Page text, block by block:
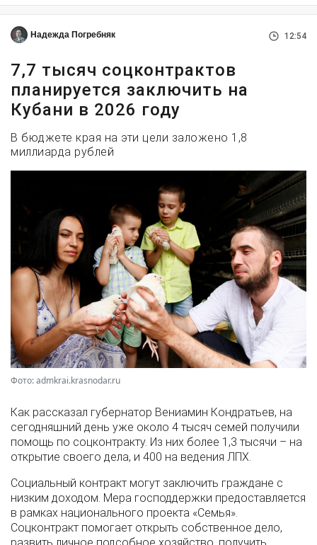
Надежда Погребняк 12:54
7,7 тысяч соцконтрактов
планируется заключить на
Кубани в 2026 году
В бюджете края на эти цели заложено 1,8
миллиарда рублей
Фото: admkrai.krasnodar.ru
Как рассказал губернатор Вениамин Кондратьев, на
сегодняшний день уже около 4 тысяч семей получили
помощь по соцконтракту. Из них более 1,3 тысячи – на
открытие своего дела, и 400 на ведения ЛПХ.
Социальный контракт могут заключить граждане с
низким доходом. Мера господдержки предоставляется
в рамках национального проекта «Семья».
Соцконтракт помогает открыть собственное дело,